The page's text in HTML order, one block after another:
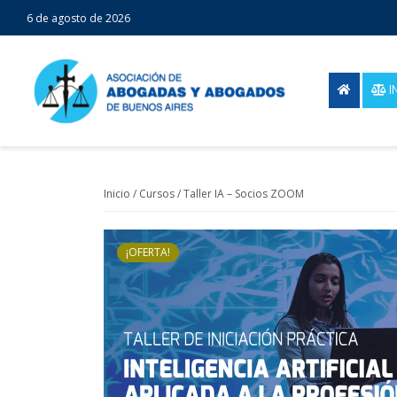
6 de agosto de 2026
Inicio / Cursos/ Taller IA – Socios ZOOM
¡OFERTA!